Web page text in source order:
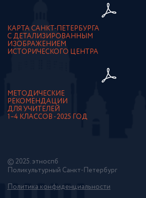
КАРТА САНКТ-ПЕТЕРБУРГА
С ДЕТАЛИЗИРОВАННЫМ
ИЗОБРАЖЕНИЕМ
ИСТОРИЧЕСКОГО ЦЕНТРА
МЕТОДИЧЕСКИЕ
РЕКОМЕНДАЦИИ
ДЛЯ УЧИТЕЛЕЙ
1–4 КЛАССОВ - 2025 ГОД
© 2025. этноспб
Поликультурный Санкт-Петербург
Политика конфиденциальности